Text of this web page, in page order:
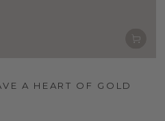
A HEART OF GOLD